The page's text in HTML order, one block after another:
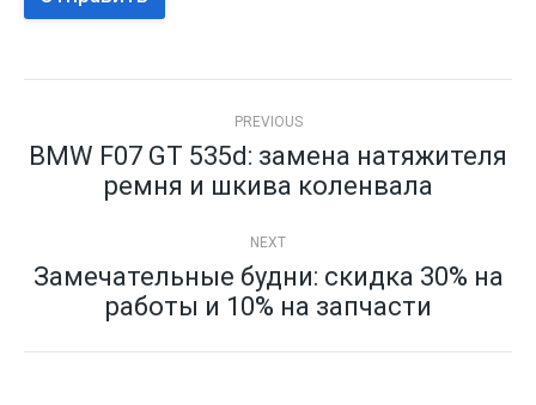
PREVIOUS
Previous
post:
BMW F07 GT 535d: замена натяжителя
ремня и шкива коленвала
NEXT
Next
post:
Замечательные будни: скидка 30% на
работы и 10% на запчасти